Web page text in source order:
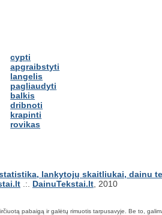
cypti
apgraibstyti
langelis
pagliaudyti
balkis
dribnoti
krapinti
rovikas
.:. DainuTekstai.lt , 2010
pabaigą ir galėtų rimuotis tarpusavyje. Be to,